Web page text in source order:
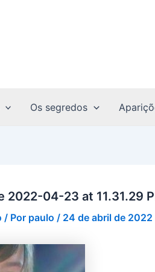
Os segredos
2022-04-23 at 11.31.29
/ Por paulo / 24 de abril de 2022